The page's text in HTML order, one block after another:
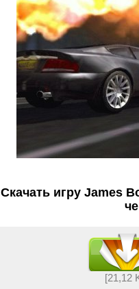
Скачать игру James
[21,12